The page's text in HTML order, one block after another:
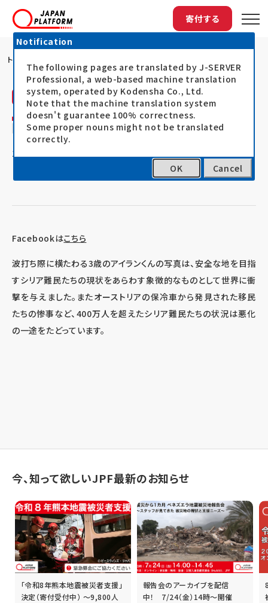
寄付する
トップ
活動レポート ジャパン・プラットフォーム（JPF）
安全な地をめざすシリア難民たち
15.09.07
Facebookはこちら
波打ち際に横たわる3歳のアイランくんの写真は、安全な地を目指
すシリア難民たちの現状をあらわす象徴的なものとして世界に衝
撃を与えました。またオーストリアの保冷車から発見された移民
たちの惨事など、400万人を超えたシリア難民たちの状況は悪化
の一途をたどっています。
今、知って欲しいJPF最新のお知らせ
「令和8年熊本地震被災者支援」
決定（寄付受付中） ～9,800人
報告会のアーカイブを配信
中！ 7/24（金）14時～開催
Notification
The following pages are translated by J-SERVER
Professional, a web-based machine translation
system, operated by Kodensha Co., Ltd.
Note that the machine translation system
doesn't guarantee 100% correctness.
Some proper nouns might not be translated
correctly.
OK Cancel